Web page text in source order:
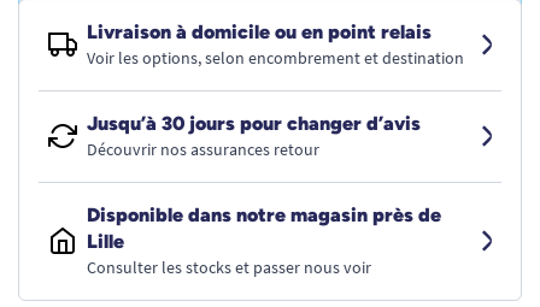
Livraison à domicile ou en point relais
Voir les options, selon encombrement et destination
Jusqu’à 30 jours pour changer d’avis
Découvrir nos assurances retour
Disponible dans notre magasin près de
Lille
Consulter les stocks et passer nous voir